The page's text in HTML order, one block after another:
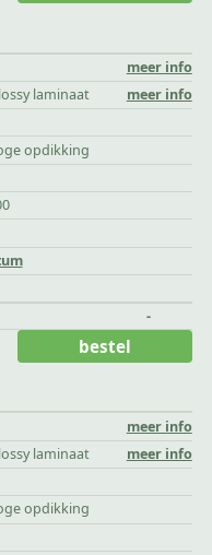
meer info
laminaat
meer info
opdikking
-
meer info
laminaat
meer info
opdikking
bestel